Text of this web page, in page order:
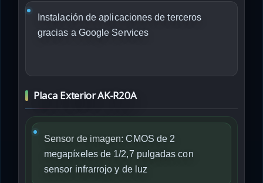
Instalación de aplicaciones de terceros
gracias a Google Services
Placa Exterior AK-R20A
Sensor de imagen: CMOS de 2
megapíxeles de 1/2,7 pulgadas con
sensor infrarrojo y de luz